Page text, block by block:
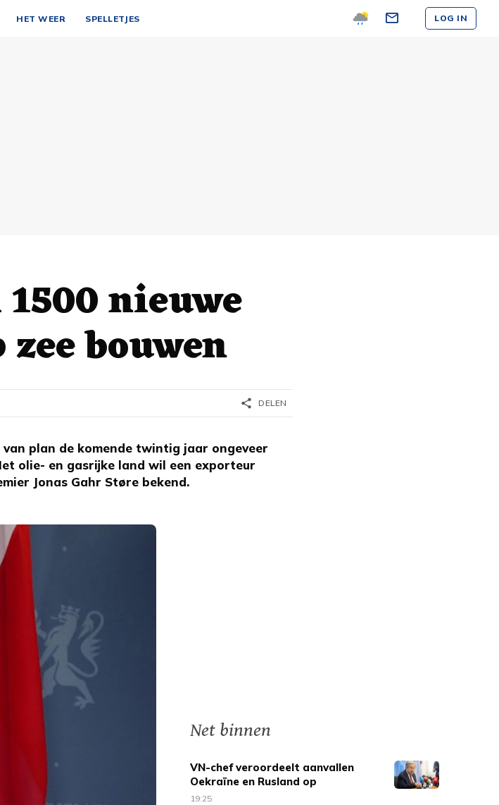
HET WEER SPELLETJES LOG IN
nieuwe
bouwen
van plan de komende twintig jaar ongeveer
olie- en gasrijke land wil een exporteur
Jonas Gahr Støre bekend.
share DELEN
Net binnen
VN-chef veroordeelt aanvallen
Oekraïne en Rusland op
burgerdoelen
19:25